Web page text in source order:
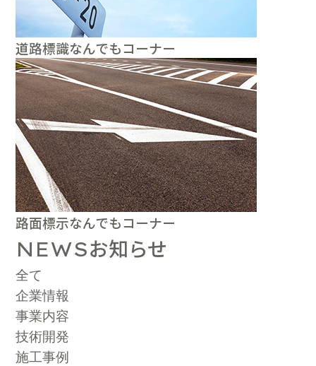
道路標識なんでもコーナー
路面標示なんでもコーナー
NEWSお知らせ
全て
企業情報
事業内容
技術開発
施工事例